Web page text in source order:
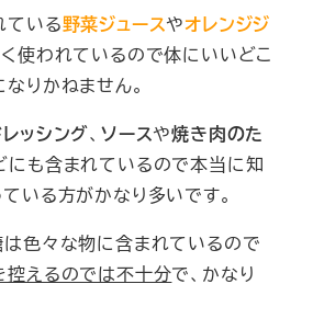
ている野菜ジュースやオレンジジ
使われているので体にいいどこ
りかねません。
レッシング、ソースや焼き肉のた
にも含まれているので本当に知
いる方がかなり多いです。
色々な物に含まれているので
えるのでは不十分で、かなり